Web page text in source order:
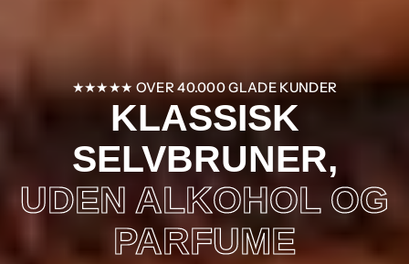
★★★★★ OVER 40.000 GLADE KUNDER
KLASSISK
SELVBRUNER,
UDEN ALKOHOL OG
PARFUME